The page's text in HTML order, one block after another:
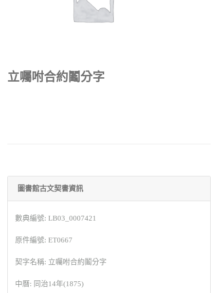
立囑咐合約鬮分字
圖書館古文契書資訊
數典編號: LB03_0007421
原件編號: ET0667
契字名稱: 立囑咐合約鬮分字
中曆: 同治14年(1875)